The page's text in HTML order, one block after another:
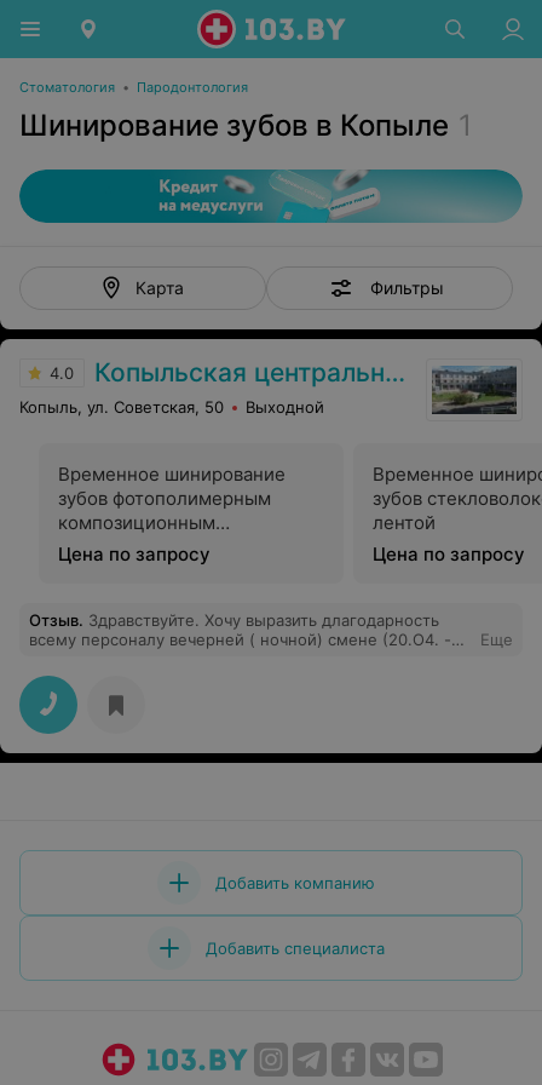
Стоматология • Пародонтология
Шинирование зубов в Копыле 1
Карта Фильтры
4.0 Копыльская центральная районная больница
Копыль, ул. Советская, 50 Выходной
Временное шинирование
зубов фотополимерным
композиционным
материалом
Цена по запросу
Временное
зубов
лентой
Цена по запросу
Отзыв. Здравствуйте. Хочу выразить длагодарность
всему персоналу вечерней ( ночной) смене (20.О4. -
профессионально оказанную мне помощь . Также
огромное спасибо экипажу скорой помощи,
прибывшиему вечером 20.04. В населённый пункт "
Подгорцы" Копыльского раена . Огромное вам спасибо
за ваш труд!!!
Еще
Добавить компанию
Добавить специалиста